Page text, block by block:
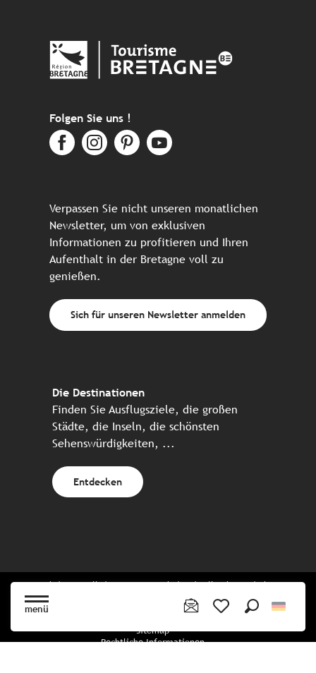
menü
Folgen Sie uns !
Verpassen Sie nicht unseren monatlichen
Newsletter, um von exklusiven
Informationen zu profitieren und Ihren
Aufenthalt in der Bretagne voll zu
genießen.
Sich für unseren Newsletter anmelden
Die Destinationen
Finden Sie Ausflugsziele, die großen
Städte, die Inseln, die schönsten
Sehenswürdigkeiten, ...
Entdecken
Website erstellt in Zusammenarbeit mit allen bretonischen
Tourismuspartnern
Sitemap
Rechtliche Informationen